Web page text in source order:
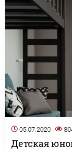
05.07.2020
Детская